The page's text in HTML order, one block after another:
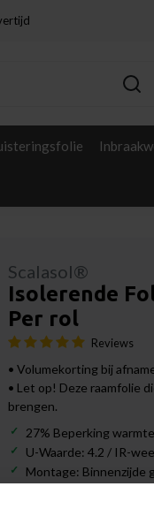
Scalasol®
Isolerende
Per rol
Reviews
• Volumekorting bij
• Let op! Deze raamfolie
brengen.
27% Beperking
U-Waarde: 4.2 / IR-
Montage: Binnenzijde